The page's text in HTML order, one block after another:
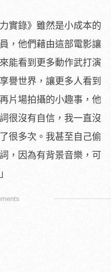
實錄》 雖然是小成本的
， 他們藉由這部電影讓
能看到更多動作武打演
譽世界，讓更多人看到
片場拍攝的小趣事，他
很沒有自信，我一直沒
很多次。我甚至自己偷
， 因為有背景音樂，可